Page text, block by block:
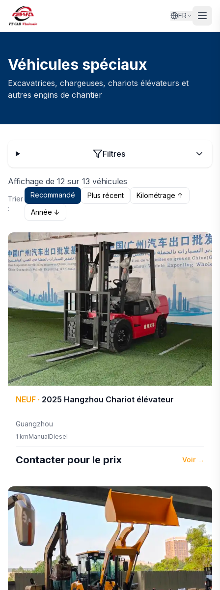
FR
Véhicules spéciaux
Excavatrices, chargeuses, chariots élévateurs et
autres engins de chantier
Filtres
Affichage de 12 sur 13 véhicules
Trier
:
Recommandé Plus récent
Kilométrage ↑
Année ↓
NEUF · 2025 Hangzhou Chariot élévateur
Guangzhou
1 kmManualDiesel
Contacter pour le prix Voir→